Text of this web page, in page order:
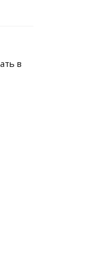
в